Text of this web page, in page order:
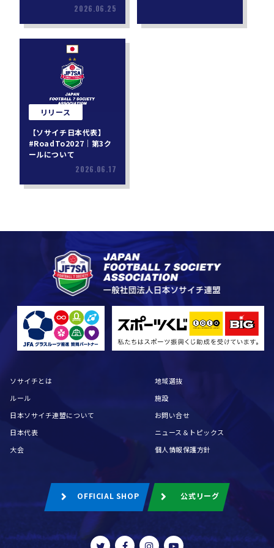
2026.06.25
リリース
【ソサイチ日本代表】
#RoadTo2027｜第3ク
ールについて
2026.06.17
ソサイチとは
ルール
日本ソサイチ連盟について
日本代表
大会
地域選抜
施設
お問い合せ
ニュース＆トピックス
個人情報保護方針
OFFICIAL SHOP 公式リーグ